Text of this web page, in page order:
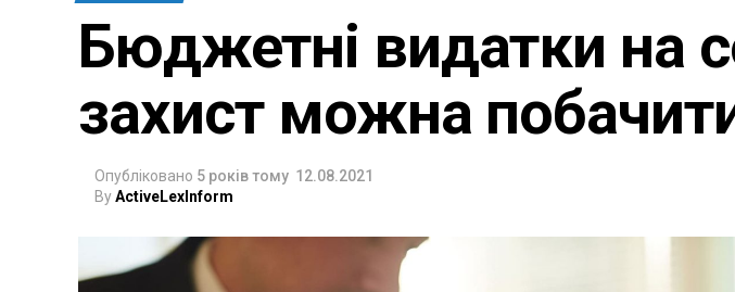
Бюджетні видатки на
захист можна
Опубліковано 5 років тому 12.08.2021
ByActiveLexInform